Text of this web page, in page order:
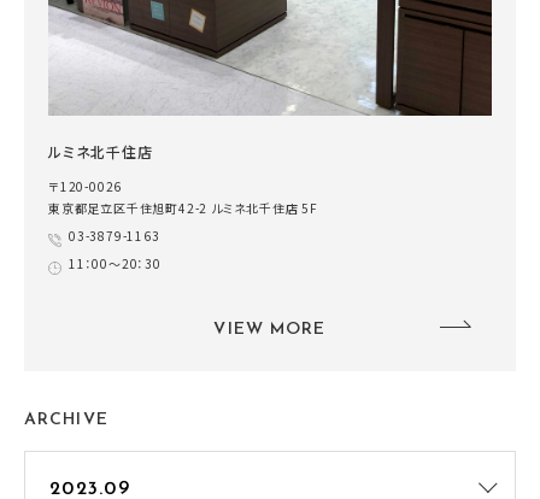
ルミネ北千住店
〒120-0026
東京都足立区千住旭町42-2 ルミネ北千住店 5F
03-3879-1163
11：00～20：30
VIEW MORE
ARCHIVE